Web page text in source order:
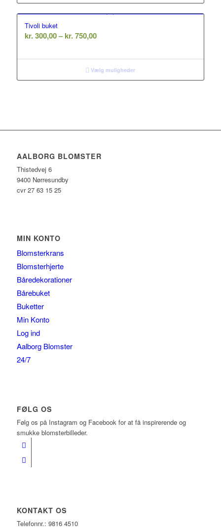
Tivoli buket
kr.300,00– kr.750,00Prisinterval:
til
kr. 750,00
Vælg muligheder
AALBORG BLOMSTER
Thistedvej 6
9400 Nørresundby
cvr 27 63 15 25
MIN KONTO
Blomsterkrans
Blomsterhjerte
Båredekorationer
Bårebuket
Buketter
Min Konto
Log ind
Aalborg Blomster
24/7
FØLG OS
Følg os på Instagram og Facebook for at få inspirerende og
smukke blomsterbilleder.
KONTAKT OS
Telefonnr.: 9816 4510